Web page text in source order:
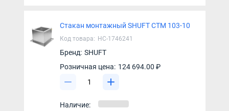
Стакан монтажный SHUFT СТМ 103-10
Код товара: НС-1746241
Бренд: SHUFT
Розничная цена: 124 694.00 ₽
Наличие: